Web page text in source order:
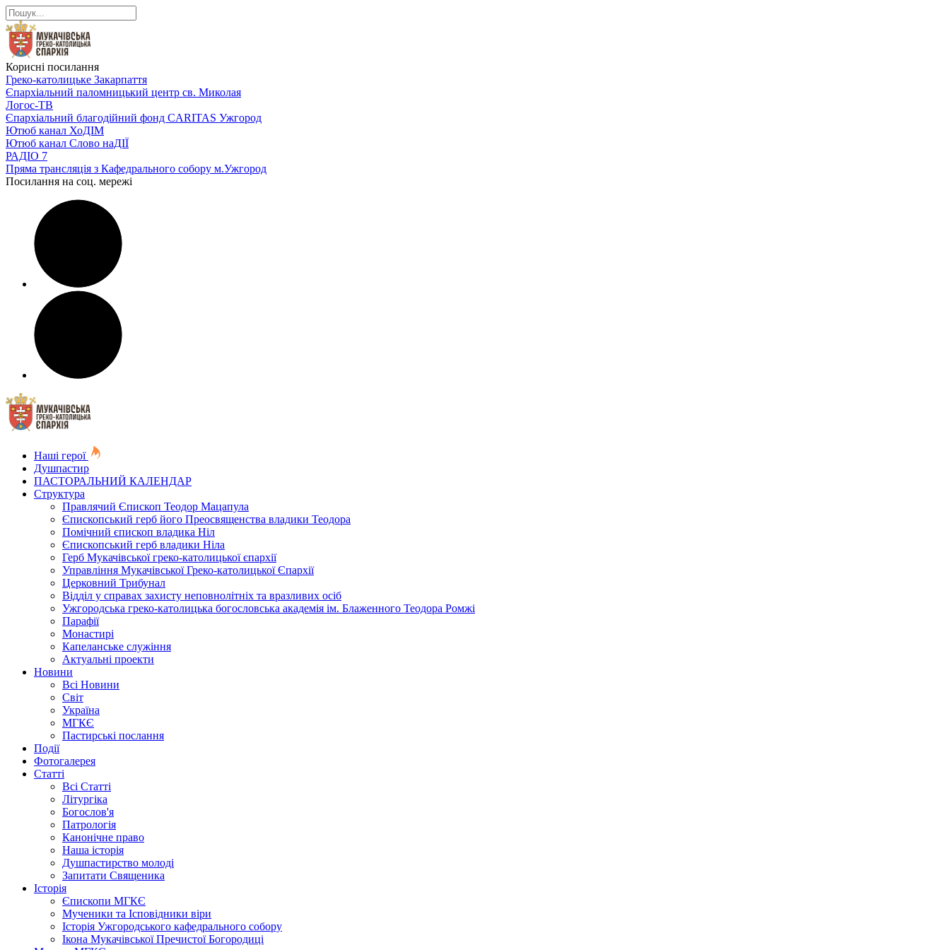
Корисні посилання
Греко-католицьке Закарпаття
Єпархіальний паломницький центр св. Миколая
Логос-ТВ
Єпархіальний благодійний фонд CARITAS Ужгород
Ютюб канал ХоДІМ
Ютюб канал Слово наДІЇ
РАДІО 7
Пряма трансляція з Кафедрального собору м.Ужгород
Посилання на соц. мережі
Наші герої
Душпастир
ПАСТОРАЛЬНИЙ КАЛЕНДАР
Структура
Правлячий Єпископ Теодор Мацапула
Єпископський герб його Преосвященства владики Теодора
Помічний єпископ владика Ніл
Єпископський герб владики Ніла
Герб Мукачівської греко-католицької єпархії
Управління Мукачівської Греко-католицької Єпархії
Церковний Трибунал
Відділ у справах захисту неповнолітніх та вразливих осіб
Ужгородська греко-католицька богословська академія ім. Блаженного Теодора Ромжі
Парафії
Монастирі
Капеланське служіння
Актуальні проекти
Новини
Всі Новини
Світ
Україна
МГКЄ
Пастирські послання
Події
Фотогалерея
Статті
Всі Статті
Літургіка
Богослов'я
Патрологія
Канонічне право
Наша історія
Душпастирство молоді
Запитати Священика
Історія
Єпископи МГКЄ
Мученики та Ісповідники віри
Історія Ужгородського кафедрального собору
Ікона Мукачівської Пречистої Богородиці